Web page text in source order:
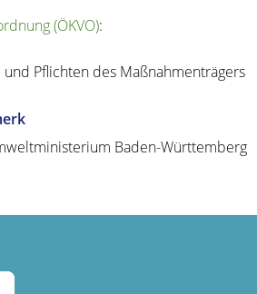
(ÖKVO):
und Pflichten des Maßnahmenträgers
Baden-Württemberg